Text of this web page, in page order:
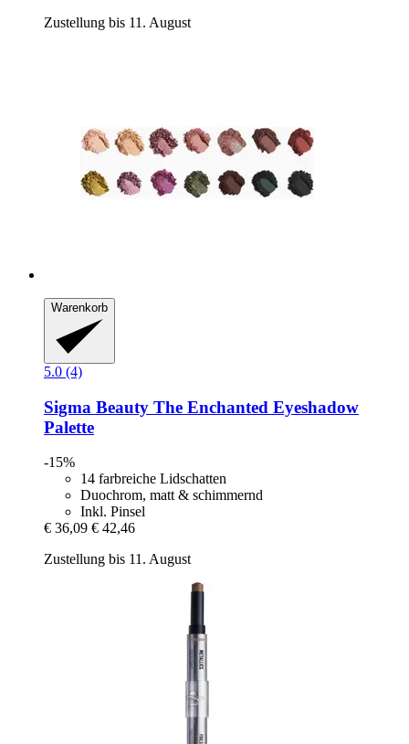
Zustellung bis 11. August
Warenkorb
5.0 (4)
Sigma Beauty The Enchanted Eyeshadow
Palette
-15%
14 farbreiche Lidschatten
Duochrom, matt & schimmernd
Inkl. Pinsel
€ 36,09 € 42,46
Zustellung bis 11. August